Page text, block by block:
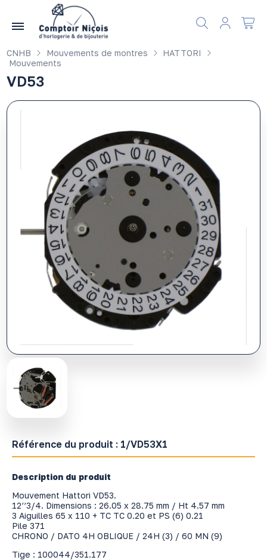
CNHB Mouvements de montres
HATTORI
Mouvements
VD53
Référence du produit : 1/VD53X1
Description du produit
Mouvement Hattori VD53.
12’’3/4. Dimensions : 26.05 x 28.75 mm / Ht 4.57 mm
3 Aiguilles 65 x 110 + TC TC 0.20 et PS (6) 0.21
Pile 371
CHRONO / DATO 4H OBLIQUE / 24H (3) / 60 MN (9)
Tige : 100044/351.177
Gérer les préférences en matière de cookies